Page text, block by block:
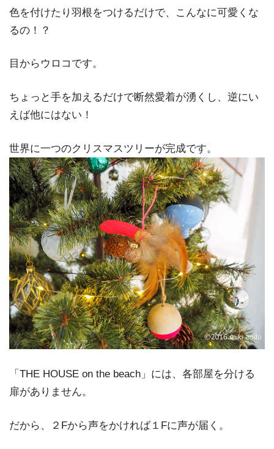
色を付けたり羽根をつけるだけで、こんなに可愛くな
るの！？
目からウロコです。
ちょっと手を加えるだけで断然愛着が湧くし、逆にい
えば他にはない！
世界に一つのクリスマスツリーが完成です。
「THE HOUSE on the beach」には、各部屋を分ける
扉がありません。
だから、２Fから声をかければ１Fに声が届く。